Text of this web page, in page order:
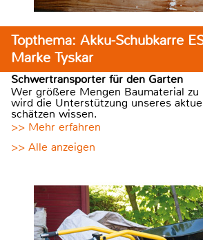
Topthema: Akku-Schubkarre
Marke Tyskar
Schwertransporter für den Garten
Wer größere Mengen Baumaterial zu
wird die Unterstützung unseres
schätzen wissen.
>> Mehr erfahren
>> Alle anzeigen